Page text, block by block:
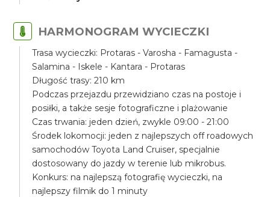
HARMONOGRAM WYCIECZKI
Trasa wycieczki: Protaras - Varosha - Famagusta -
Salamina - Iskele - Kantara - Protaras
Długość trasy: 210 km
Podczas przejazdu przewidziano czas na postoje i
posiłki, a także sesje fotograficzne i plażowanie
Czas trwania: jeden dzień, zwykle 09:00 - 21:00
Środek lokomocji: jeden z najlepszych off roadowych
samochodów Toyota Land Cruiser, specjalnie
dostosowany do jazdy w terenie lub mikrobus.
Konkurs: na najlepszą fotografię wycieczki, na
najlepszy filmik do 1 minuty